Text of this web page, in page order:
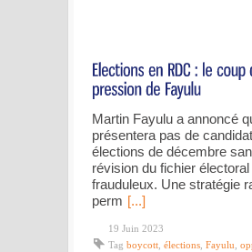
Martin Fayulu a annoncé
présentera pas de
élections de décembre
révision du fichier électoral
frauduleux. Une stratégie
perm [...]
19 Juin 2023
Tag boycott élections Fayulu